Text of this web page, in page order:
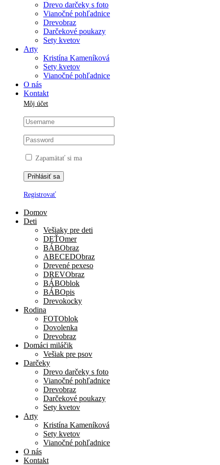
Drevo darčeky s foto
Vianočné pohľadnice
Drevobraz
Darčekové poukazy
Sety kvetov
Arty
Kristína Kameníková
Sety kvetov
Vianočné pohľadnice
O nás
Kontakt
Môj účet
Zapamätať si ma
Registrovať
Domov
Deti
Vešiaky pre deti
DEŤOmer
BÁBObraz
ABECEDObraz
Drevené pexeso
DREVObraz
BÁBOblok
BÁBOpis
Drevokocky
Rodina
FOTOblok
Dovolenka
Drevobraz
Domáci miláčik
Vešiak pre psov
Darčeky
Drevo darčeky s foto
Vianočné pohľadnice
Drevobraz
Darčekové poukazy
Sety kvetov
Arty
Kristína Kameníková
Sety kvetov
Vianočné pohľadnice
O nás
Kontakt